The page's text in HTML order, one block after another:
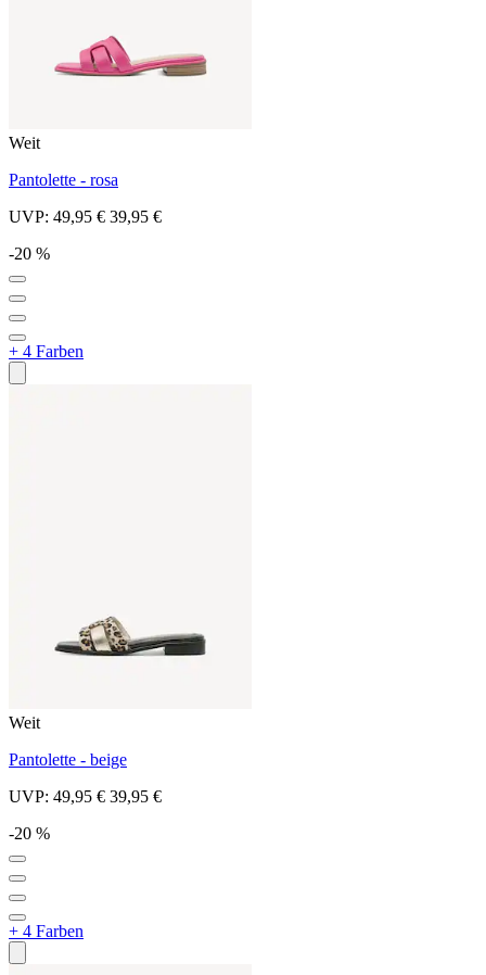
Weit
Pantolette - rosa
UVP: 49,95 € 39,95 €
-20 %
+ 4 Farben
Weit
Pantolette - beige
UVP: 49,95 € 39,95 €
-20 %
+ 4 Farben